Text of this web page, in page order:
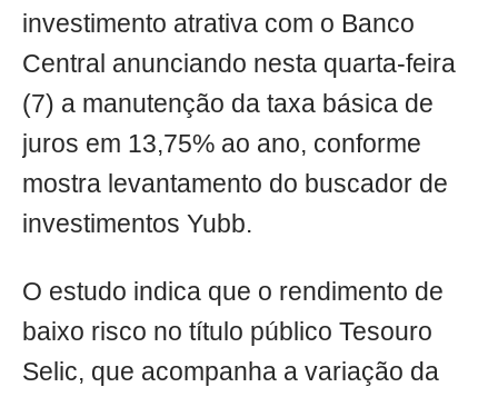
investimento atrativa com o Banco
Central anunciando nesta quarta-feira
(7) a manutenção da taxa básica de
juros em 13,75% ao ano, conforme
mostra levantamento do buscador de
investimentos Yubb.
O estudo indica que o rendimento de
baixo risco no título público Tesouro
Selic, que acompanha a variação da